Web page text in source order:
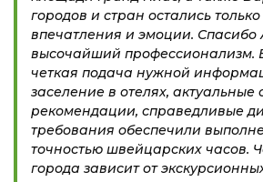
городов и стран остались
впечатления и эмоции. Спасибо
высочайший профессионализм.
четкая подача нужной
заселение в отелях, актуальные
рекомендации, справедливые
требования обеспечили
точностью швейцарских часов.
города зависит от